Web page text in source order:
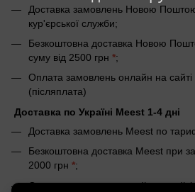
Доставка замовлень Новою
кур'єрської служби;
Безкоштовна доставка Новою
суму від 2500 грн *;
Оплата замовлень онлайн на
(післяплата)
Доставка по Україні Meest 1-4 дні
Доставка замовлень Meest по
Безкоштовна доставка Meest при
2000 грн *;
Оплата замовлень онлайн на